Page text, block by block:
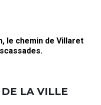
le chemin de Villaret
LA VILLE